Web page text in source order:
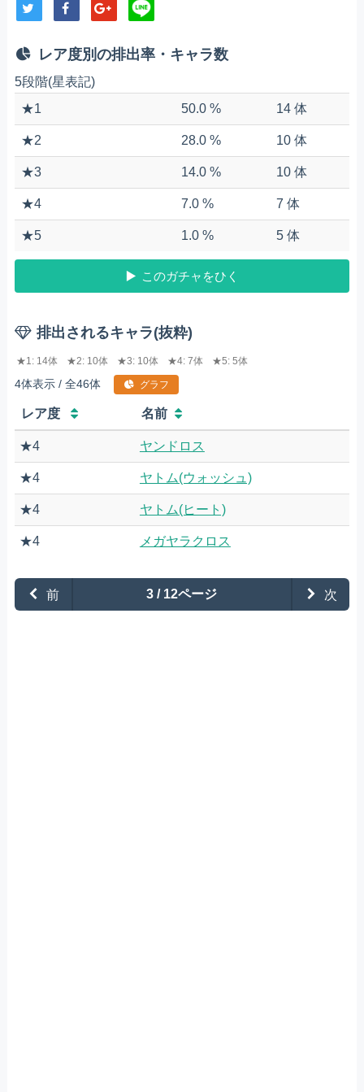
レア度別の排出率・キャラ数
5段階(星表記)
★1
50.0 % 14 体
★2 28.0 % 10 体
★3 14.0 % 10 体
★4 7.0 % 7 体
★5 1.0 % 5 体
このガチャをひく
排出されるキャラ(抜粋)
★1: 14体 ★2: 10体 ★3: 10体 ★4: 7体 ★5: 5体
4体表示 / 全46体 グラフ
レア度 名前
★4 ヤンドロス
★4 ヤトム(ウォッシュ)
★4 ヤトム(ヒート)
★4 メガヤラクロス
前 3 / 12ページ 次